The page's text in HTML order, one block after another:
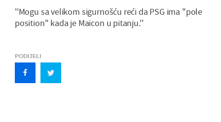
''Mogu sa velikom sigurnošću reći da PSG ima "pole
position" kada je Maicon u pitanju.''
PODIJELI